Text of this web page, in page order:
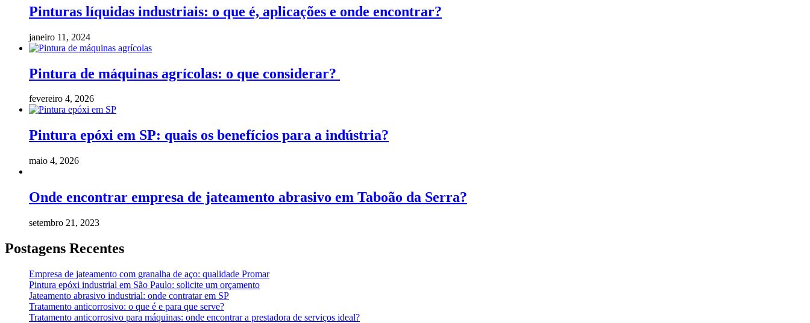
Pinturas líquidas industriais: o que é, aplicações e onde encontrar?
janeiro 11, 2024
Pintura de máquinas agrícolas: o que considerar?
fevereiro 4, 2026
Pintura epóxi em SP: quais os benefícios para a indústria?
maio 4, 2026
Onde encontrar empresa de jateamento abrasivo em Taboão da Serra?
setembro 21, 2023
Postagens Recentes
Empresa de jateamento com granalha de aço: qualidade Promar
Pintura epóxi industrial em São Paulo: solicite um orçamento
Jateamento abrasivo industrial: onde contratar em SP
Tratamento anticorrosivo: o que é e para que serve?
Tratamento anticorrosivo para máquinas: onde encontrar a prestadora de serviços ideal?